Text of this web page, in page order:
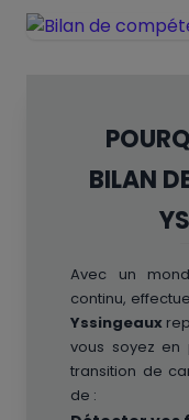
BILAN
Avec un
continu,
Yssingeaux
vous soyez en
transition de
de :